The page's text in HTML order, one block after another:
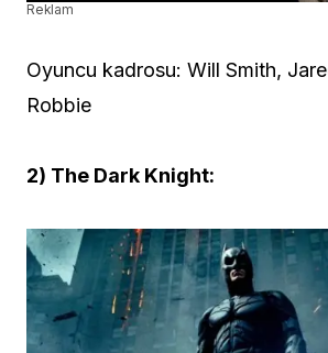
Reklam
Oyuncu kadrosu: Will Smith,
Robbie
2) The Dark Knight: